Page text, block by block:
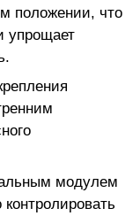
положении, что
упрощает
модулем